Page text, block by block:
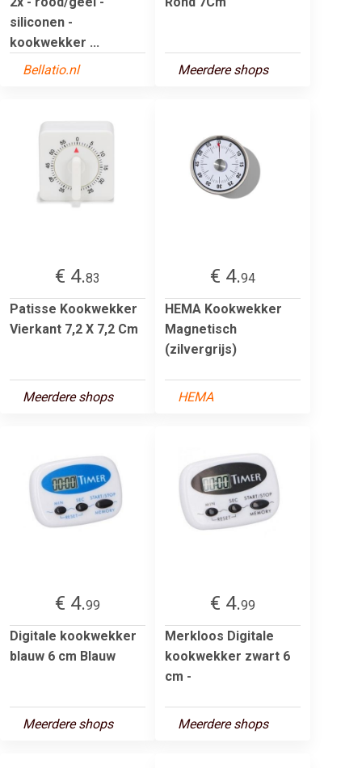
siliconen -
kookwekker ...
Bellatio.nl
Meerdere shops
€ 4.83
Patisse Kookwekker
Vierkant 7,2 X 7,2 Cm
Meerdere shops
€ 4.94
HEMA Kookwekker
Magnetisch
(zilvergrijs)
HEMA
€ 4.99
Digitale kookwekker
blauw 6 cm Blauw
Meerdere shops
€ 4.99
Merkloos Digitale
kookwekker zwart 6
cm -
Meerdere shops